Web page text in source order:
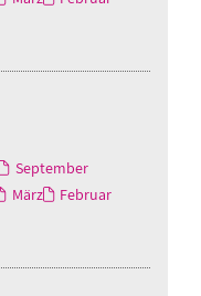
September
März
Februar